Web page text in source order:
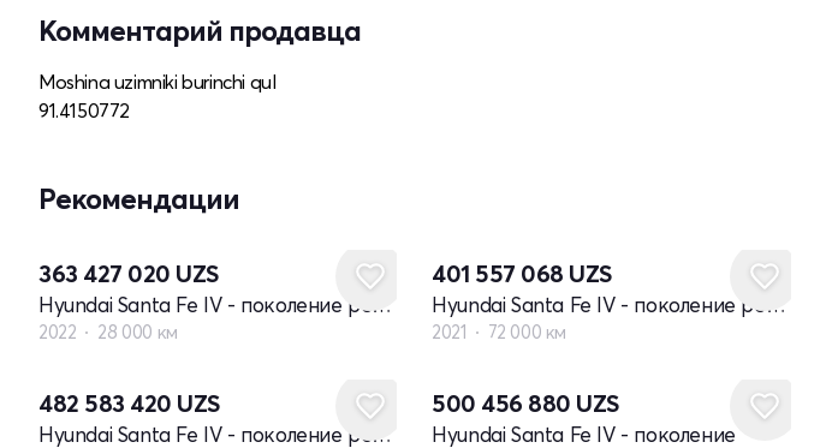
Комментарий продавца
Moshina uzimniki burinchi qul
91.4150772
Рекомендации
363 427 020 UZS
Hyundai Santa Fe IV - поколение рестайлинг
2022 28 000 км
401 557 068 UZS
Hyundai Santa Fe IV - поколение рестайлинг
2021 72 000 км
482 583 420 UZS
Hyundai Santa Fe IV - поколение рестайлинг
500 456 880 UZS
Hyundai Santa Fe IV - поколение